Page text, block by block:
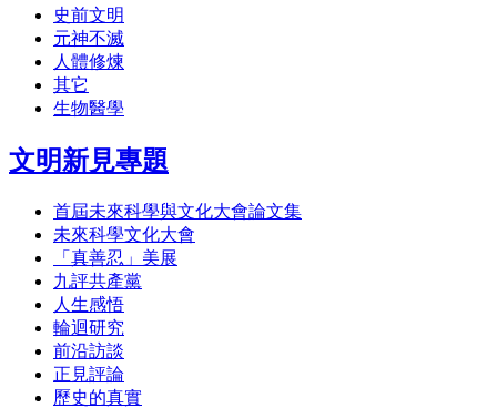
史前文明
元神不滅
人體修煉
其它
生物醫學
文明新見專題
首屆未來科學與文化大會論文集
未來科學文化大會
「真善忍」美展
九評共產黨
人生感悟
輪迴研究
前沿訪談
正見評論
歷史的真實